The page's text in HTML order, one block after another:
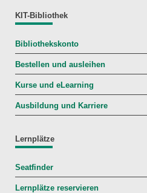
KIT-Bibliothek
Bibliothekskonto
Bestellen und ausleihen
Kurse und eLearning
Ausbildung und Karriere
Lernplätze
Seatfinder
Lernplätze reservieren